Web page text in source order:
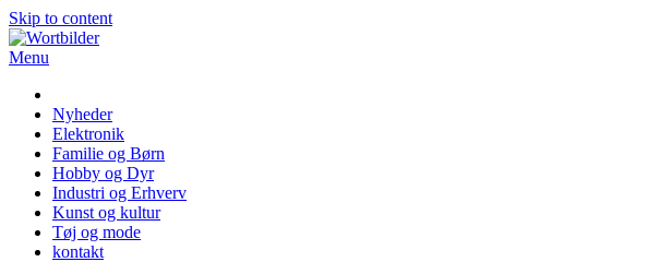
Skip to content
Menu
Nyheder
Elektronik
Familie og Børn
Hobby og Dyr
Industri og Erhverv
Kunst og kultur
Tøj og mode
kontakt